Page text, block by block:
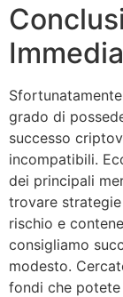
grado di
successo
incompatibili.
dei principali
trovare strategie
rischio e
consigliamo
modesto.
fondi che